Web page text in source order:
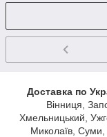
Доставка по
Вінниця,
Хмельницький,
Миколаїв, Суми,